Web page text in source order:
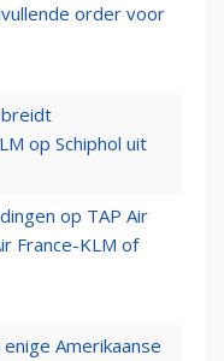
order voor
breidt
op Schiphol uit
op TAP Air
France-KLM of
Amerikaanse